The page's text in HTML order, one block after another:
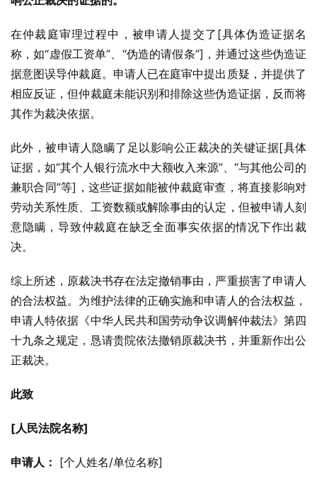
在仲裁庭审理过程中，被申请人提交了[具体伪造证据名
称，如“虚假工资单”、“伪造的请假条”]，并通过这些伪造证
据意图误导仲裁庭。申请人已在庭审中提出质疑，并提供了
相应反证，但仲裁庭未能识别和排除这些伪造证据，反而将
其作为裁决依据。
此外，被申请人隐瞒了足以影响公正裁决的关键证据[具体
证据，如“其个人银行流水中大额收入来源”、“与其他公司的
兼职合同”等]，这些证据如能被仲裁庭审查，将直接影响对
劳动关系性质、工资数额或解除事由的认定，但被申请人刻
意隐瞒，导致仲裁庭在缺乏全面事实依据的情况下作出裁
决。
综上所述，原裁决书存在法定撤销事由，严重损害了申请人
的合法权益。为维护法律的正确实施和申请人的合法权益，
申请人特依据《中华人民共和国劳动争议调解仲裁法》第四
十九条之规定，恳请贵院依法撤销原裁决书，并重新作出公
正裁决。
此致
[人民法院名称]
申请人： [个人姓名/单位名称]